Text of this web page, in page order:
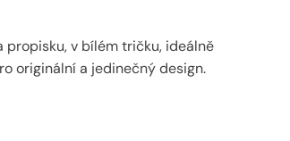
propisku, v bílém tričku, ideálně
originální a jedinečný design.